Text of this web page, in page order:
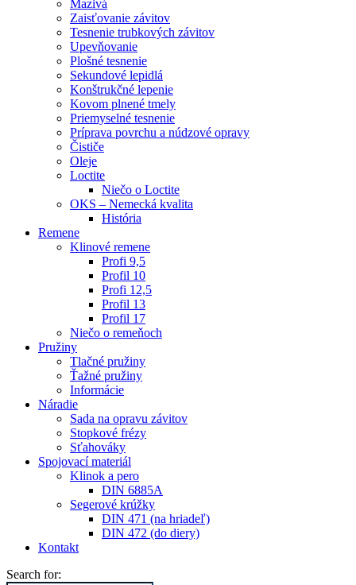
Mazivá
Zaisťovanie závitov
Tesnenie trubkových závitov
Upevňovanie
Plošné tesnenie
Sekundové lepidlá
Konštrukčné lepenie
Kovom plnené tmely
Priemyselné tesnenie
Príprava povrchu a núdzové opravy
Čističe
Oleje
Loctite
Niečo o Loctite
OKS – Nemecká kvalita
História
Remene
Klinové remene
Profi 9,5
Profil 10
Profi 12,5
Profil 13
Profil 17
Niečo o remeňoch
Pružiny
Tlačné pružiny
Ťažné pružiny
Informácie
Náradie
Sada na opravu závitov
Stopkové frézy
Sťahováky
Spojovací materiál
Klinok a pero
DIN 6885A
Segerové krúžky
DIN 471 (na hriadeľ)
DIN 472 (do diery)
Kontakt
Search for: